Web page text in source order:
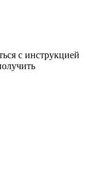
с инструкцией